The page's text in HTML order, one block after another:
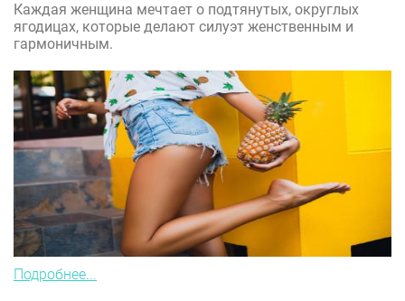
Каждая женщина мечтает о подтянутых, округлых
ягодицах, которые делают силуэт женственным и
гармоничным.
Подробнее...